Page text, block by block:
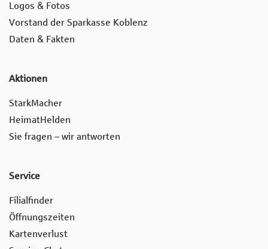
Logos & Fotos
Vorstand der Sparkasse Koblenz
Daten & Fakten
Aktionen
StarkMacher
HeimatHelden
Sie fragen – wir antworten
Service
Filialfinder
Öffnungszeiten
Kartenverlust